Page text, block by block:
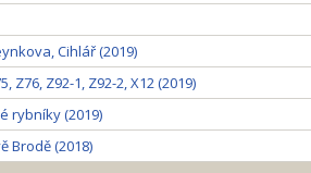
Cihlář (2019)
Z92-1, Z92-2, X12 (2019)
rybníky (2019)
Brodě (2018)